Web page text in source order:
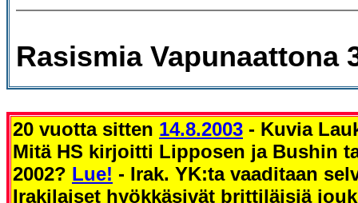
Rasismia Vapunaattona
20 vuotta sitten 14.8.2003 - Kuvia
Mitä HS kirjoitti Lipposen ja Bushin
2002? Lue! - Irak. YK:ta vaaditaan
Irakilaiset hyökkäsivät brittiläisiä